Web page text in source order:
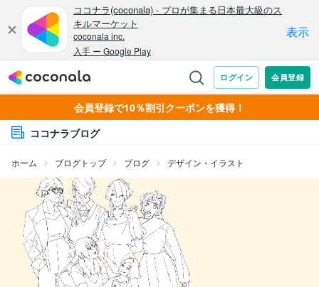
会員登録で10％割引クーポンを獲得！
ココナラブログ
ホーム ブログトップ ブログ デザイン・イラスト